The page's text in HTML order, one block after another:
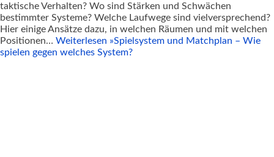
taktische Verhalten? Wo sind Stärken und Schwächen
bestimmter Systeme? Welche Laufwege sind vielversprechend?
Hier einige Ansätze dazu, in welchen Räumen und mit welchen
Positionen… Weiterlesen »Spielsystem und Matchplan – Wie
spielen gegen welches System?